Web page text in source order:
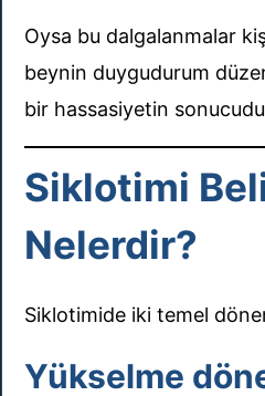
Oysa bu dalgalanmalar
beynin duygudurum
bir hassasiyetin
Siklotimi
Nelerdir?
Siklotimide iki temel
Yükselme